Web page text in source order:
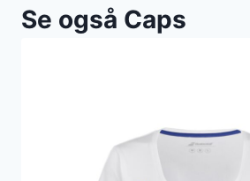
Se også Caps